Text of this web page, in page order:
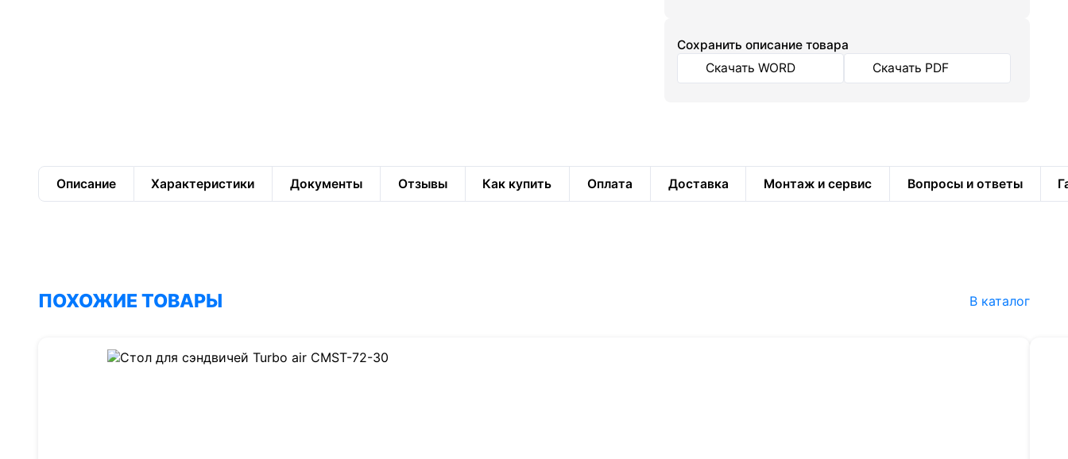
Cохранить описание товара
Скачать WORD
Скачать PDF
Описание Характеристики Документы Отзывы Как купить Оплата Доставка Монтаж и сервис Вопросы и ответы
ПОХОЖИЕ ТОВАРЫ В каталог